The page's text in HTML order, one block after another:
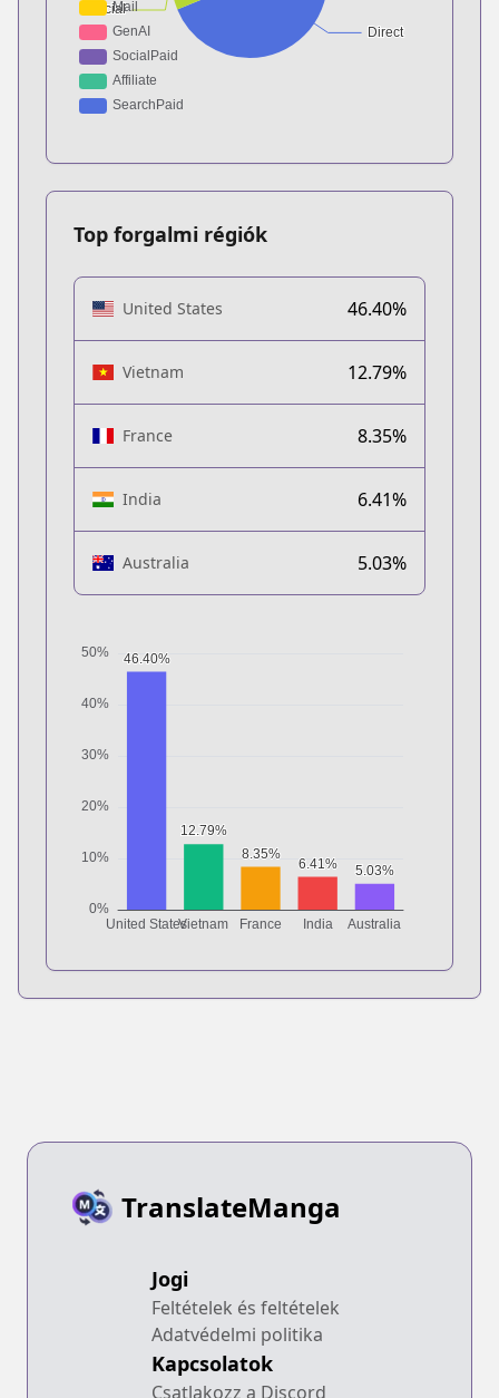
Top forgalmi régiók
United States 46.40%
Vietnam 12.79%
France 8.35%
India 6.41%
Australia 5.03%
TranslateManga
Jogi
Feltételek és feltételek
Adatvédelmi politika
Kapcsolatok
Csatlakozz a Discord